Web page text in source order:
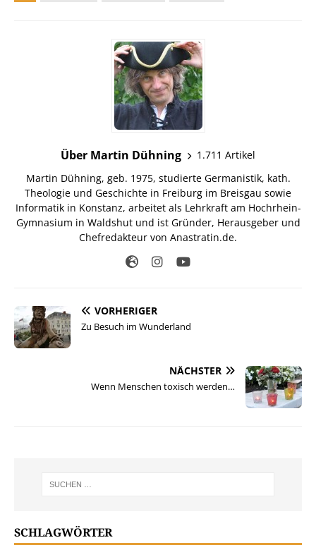
Über Martin Dühning
1.711 Artikel
Martin Dühning, geb. 1975, studierte Germanistik, kath.
Theologie und Geschichte in Freiburg im Breisgau sowie
Informatik in Konstanz, arbeitet als Lehrkraft am Hochrhein-
Gymnasium in Waldshut und ist Gründer, Herausgeber und
Chefredakteur von Anastratin.de.
VORHERIGER
Zu Besuch im Wunderland
NÄCHSTER
Wenn Menschen toxisch werden…
SCHLAGWÖRTER